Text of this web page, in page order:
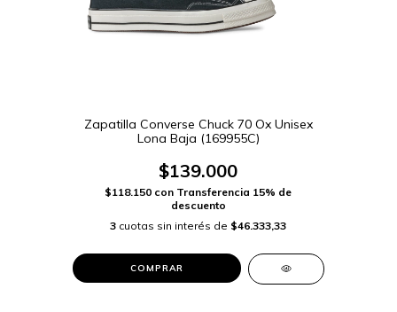
Zapatilla Converse Chuck 70 Ox Unisex
Lona Baja (169955C)
$139.000
$118.150 con Transferencia 15% de
descuento
3 cuotas sin interés de $46.333,33
COMPRAR